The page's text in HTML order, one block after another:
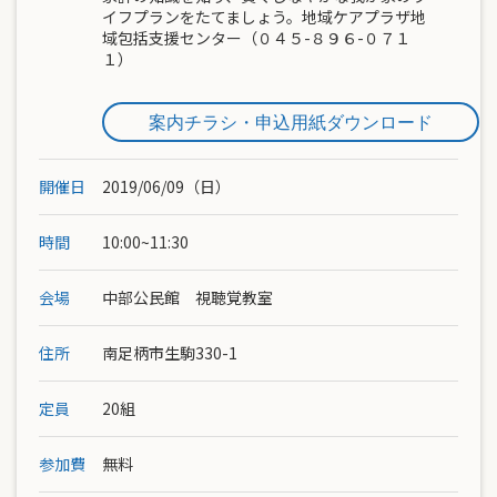
イフプランをたてましょう。地域ケアプラザ地
域包括支援センター（０４５-８９６-０７１
１）
案内チラシ・申込用紙ダウンロード
開催日 2019/06/09（日）
時間 10:00~11:30
会場 中部公民館 視聴覚教室
住所 南足柄市生駒330-1
定員 20組
参加費 無料